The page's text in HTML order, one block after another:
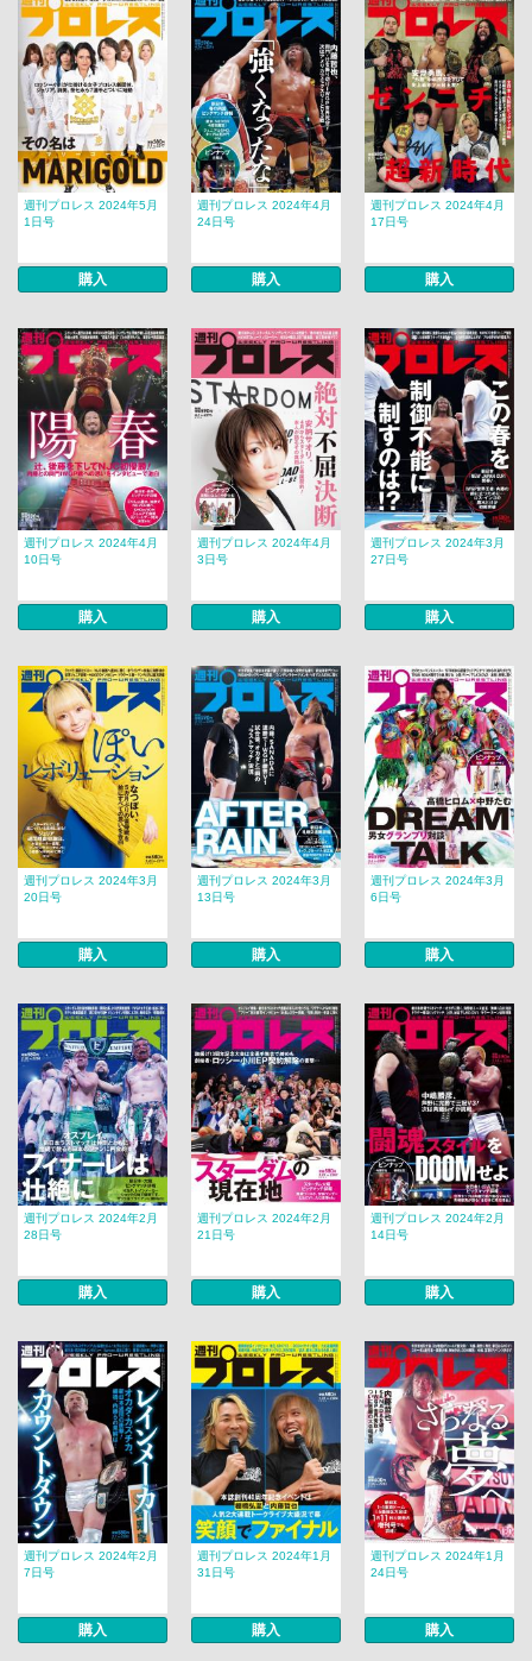
週刊プロレス 2024年5月
1日号
購入
週刊プロレス 2024年4月
24日号
購入
週刊プロレス 2024年4月
17日号
購入
週刊プロレス 2024年4月
10日号
購入
週刊プロレス 2024年4月
3日号
購入
週刊プロレス 2024年3月
27日号
購入
週刊プロレス 2024年3月
20日号
購入
週刊プロレス 2024年3月
13日号
購入
週刊プロレス 2024年3月
6日号
購入
週刊プロレス 2024年2月
28日号
購入
週刊プロレス 2024年2月
21日号
購入
週刊プロレス 2024年2月
14日号
購入
週刊プロレス 2024年2月
7日号
購入
週刊プロレス 2024年1月
31日号
購入
週刊プロレス 2024年1月
24日号
購入